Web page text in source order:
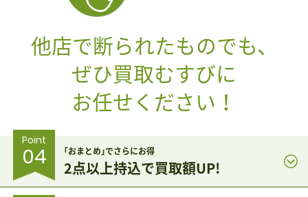
他店で断られたものでも、
ぜひ買取むすびに
お任せください！
Point
04 ｢おまとめ｣でさらにお得
2点以上持込で買取額UP!